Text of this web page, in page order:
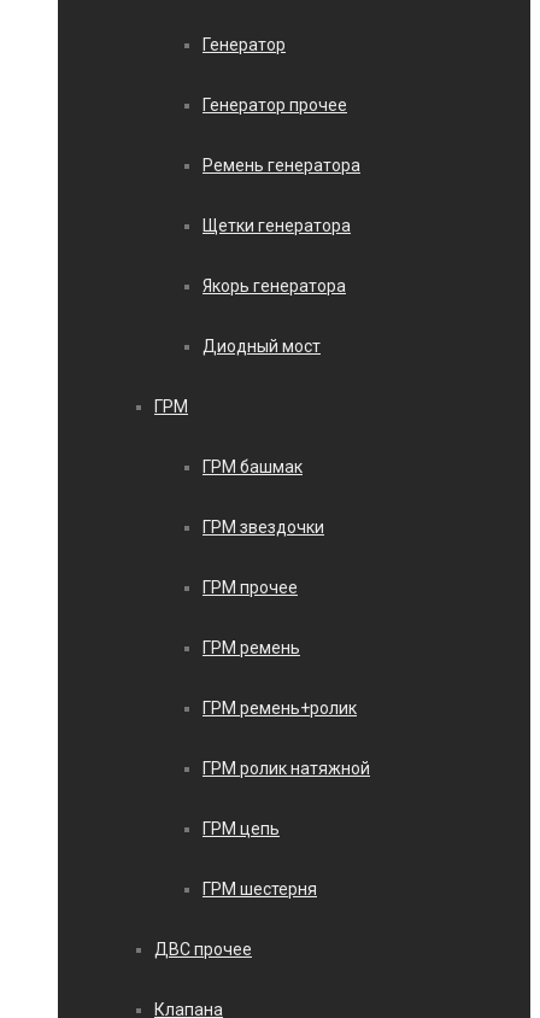
Генератор
Генератор прочее
Ремень генератора
Щетки генератора
Якорь генератора
Диодный мост
ГРМ
ГРМ башмак
ГРМ звездочки
ГРМ прочее
ГРМ ремень
ГРМ ремень+ролик
ГРМ ролик натяжной
ГРМ цепь
ГРМ шестерня
ДВС прочее
Клапана